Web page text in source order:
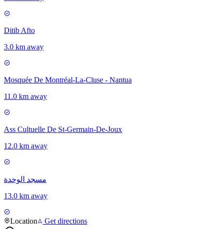
Ditib Afto
3.0 km away
Mosquée De Montréal-La-Cluse - Nantua
11.0 km away
Ass Cultuelle De St-Germain-De-Joux
12.0 km away
مسجد الوحدة
13.0 km away
Location Get directions